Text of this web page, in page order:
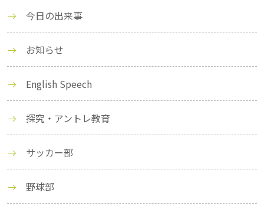
今日の出来事
お知らせ
English Speech
探究・アントレ教育
サッカー部
野球部